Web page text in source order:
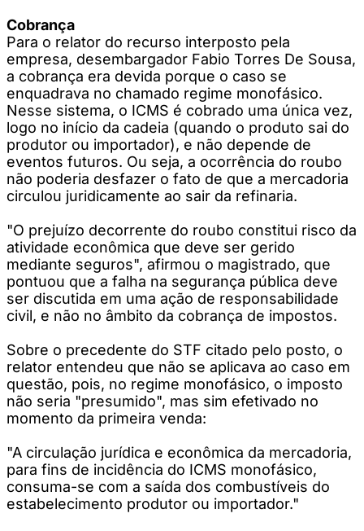
Cobrança
Para o relator do recurso interposto pela
empresa, desembargador Fabio Torres De Sousa,
a cobrança era devida porque o caso se
enquadrava no chamado regime monofásico.
Nesse sistema, o ICMS é cobrado uma única vez,
logo no início da cadeia (quando o produto sai do
produtor ou importador), e não depende de
eventos futuros. Ou seja, a ocorrência do roubo
não poderia desfazer o fato de que a mercadoria
circulou juridicamente ao sair da refinaria.
"O prejuízo decorrente do roubo constitui risco da
atividade econômica que deve ser gerido
mediante seguros", afirmou o magistrado, que
pontuou que a falha na segurança pública deve
ser discutida em uma ação de responsabilidade
civil, e não no âmbito da cobrança de impostos.
Sobre o precedente do STF citado pelo posto, o
relator entendeu que não se aplicava ao caso em
questão, pois, no regime monofásico, o imposto
não seria "presumido", mas sim efetivado no
momento da primeira venda:
"A circulação jurídica e econômica da mercadoria,
para fins de incidência do ICMS monofásico,
consuma-se com a saída dos combustíveis do
estabelecimento produtor ou importador."